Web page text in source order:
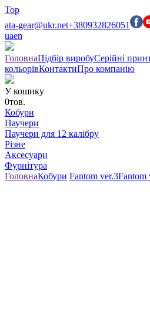
Top
ata-gear@ukr.net+380932826051
uaen
ГоловнаПідбір виробуСерійні
кольорівКонтактиПро компанію
У кошику
0тов.
Кобури
Паучери
Паучери для 12 калібру
Різне
Аксесуари
Фурнітура
ГоловнаКобури Fantom ver.3Fantom